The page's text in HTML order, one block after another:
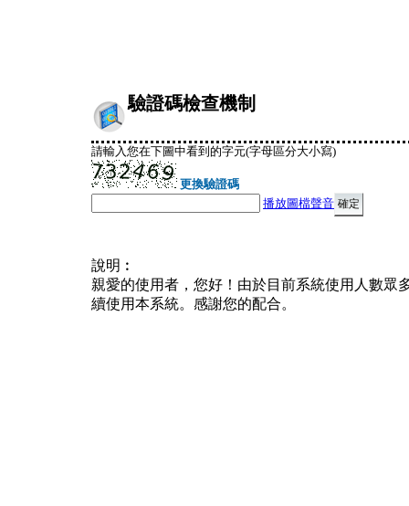
驗證碼檢查機制
請輸入您在下圖中看到的字元(字母區分大小寫)
更換驗證碼
播放圖檔聲音
說明︰
親愛的使用者，您好！由於目前系統使用人數眾
續使用本系統。感謝您的配合。